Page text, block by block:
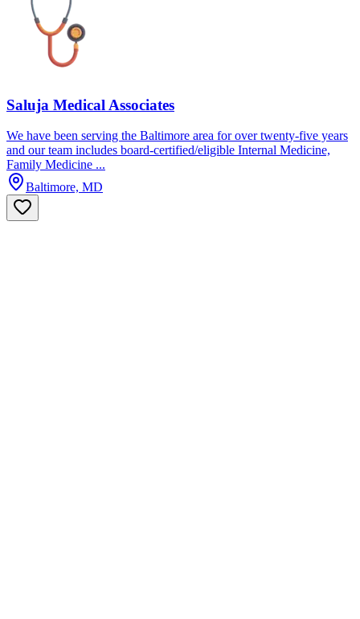
Saluja Medical Associates
We have been serving the Baltimore area for over twenty-five years
and our team includes board-certified/eligible Internal Medicine,
Family Medicine ...
Baltimore, MD